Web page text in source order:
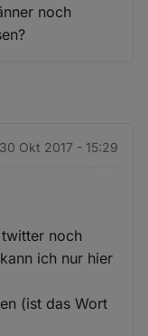
noch
Okt 2017 - 15:29
noch
ich nur hier
(ist das Wort